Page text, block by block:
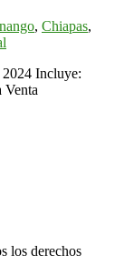
, Chiapas,
Incluye:
Venta
los derechos